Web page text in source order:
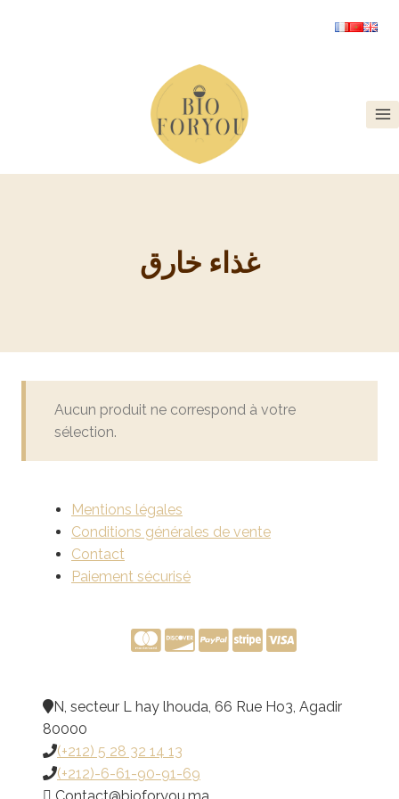
غذاء خارق
Aucun produit ne correspond à votre
sélection.
Mentions légales
Conditions générales de vente
Contact
Paiement sécurisé
N, secteur L hay lhouda, 66 Rue Ho3, Agadir
80000
(+212) 5 28 32 14 13
(+212)-6-61-90-91-69